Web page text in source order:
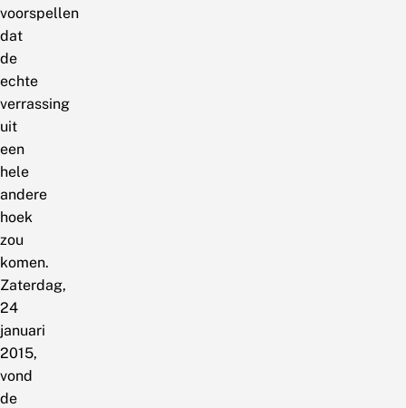
voorspellen
dat
de
echte
verrassing
uit
een
hele
andere
hoek
zou
komen.
Zaterdag,
24
januari
2015,
vond
de